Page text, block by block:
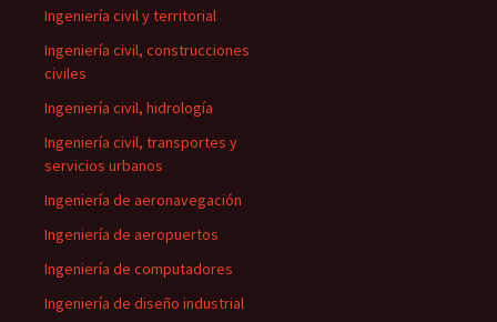
Ingeniería civil y territorial
Ingeniería civil, construcciones
civiles
Ingeniería civil, hidrología
Ingeniería civil, transportes y
servicios urbanos
Ingeniería de aeronavegación
Ingeniería de aeropuertos
Ingeniería de computadores
Ingeniería de diseño industrial